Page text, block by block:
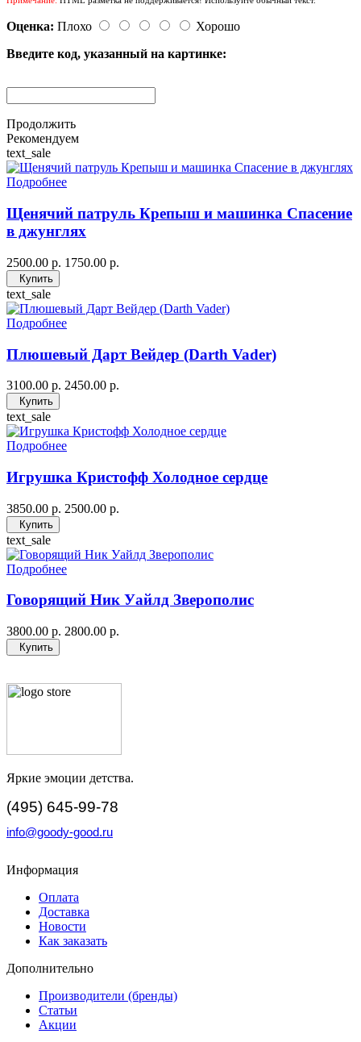
Оценка: Плохо
Хорошо
Введите код, указанный на картинке:
Продолжить
Рекомендуем
text_sale
Подробнее
Щенячий патруль Крепыш и машинка Спасение
в джунглях
2500.00 р. 1750.00 р.
Купить
text_sale
Подробнее
Плюшевый Дарт Вейдер (Darth Vader)
3100.00 р. 2450.00 р.
Купить
text_sale
Подробнее
Игрушка Кристофф Холодное сердце
3850.00 р. 2500.00 р.
Купить
text_sale
Подробнее
Говорящий Ник Уайлд Зверополис
3800.00 р. 2800.00 р.
Купить
Яркие эмоции детства.
(495) 645-99-78
info@goody-good.ru
Информация
Оплата
Доставка
Новости
Как заказать
Дополнительно
Производители (бренды)
Статьи
Акции